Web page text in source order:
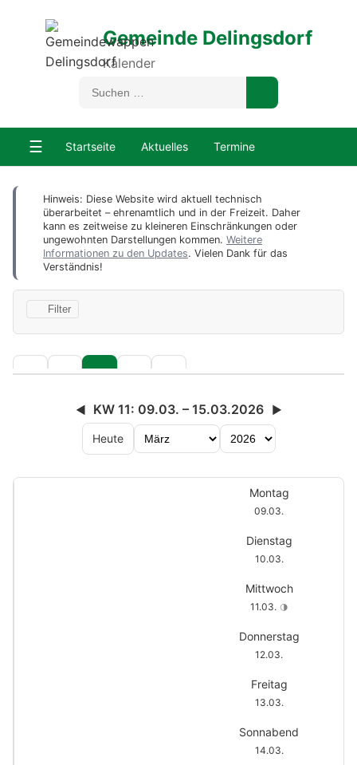
Gemeinde Delingsdorf
Kalender
☰ Startseite Aktuelles Termine
Hinweis: Diese Website wird aktuell technisch
überarbeitet – ehrenamtlich und in der Freizeit. Daher
kann es zeitweise zu kleineren Einschränkungen oder
ungewohnten Darstellungen kommen. Weitere
Informationen zu den Updates. Vielen Dank für das
Verständnis!
Filter
◀ KW 11: 09.03. – 15.03.2026 ▶
Heute
Montag
09.03.
Dienstag
10.03.
Mittwoch
11.03. 🌗
Donnerstag
12.03.
Freitag
13.03.
Sonnabend
14.03.